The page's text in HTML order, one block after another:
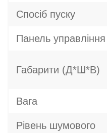
Спосіб пуску
Панель управління
Габарити (Д*Ш*В)
Вага
Рівень шумового